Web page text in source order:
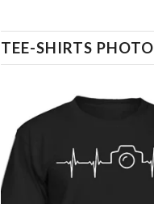
TEE-SHIRTS PHOTO